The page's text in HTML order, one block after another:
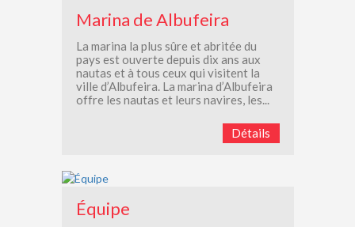
Marina de Albufeira
La marina la plus sûre et abritée du
pays est ouverte depuis dix ans aux
nautas et à tous ceux qui visitent la
ville d’Albufeira. La marina d’Albufeira
offre les nautas et leurs navires, les...
Détails
Équipe